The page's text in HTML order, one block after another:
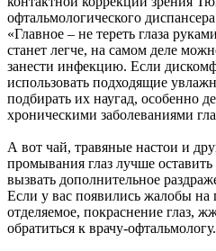
офтальмологического
«Главное – не тереть глаза
станет легче, на самом деле
занести инфекцию. Если
использовать подходящие
подбирать их наугад, особенно
хроническими заболеваниями
А вот чай, травяные настои и
промывания глаз лучше
вызвать дополнительное
Если у вас появились жалобы на
отделяемое, покраснение глаз,
обратиться к врачу-офтальмологу.